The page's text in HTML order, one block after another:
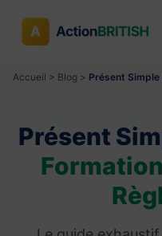
Accueil > Blog > Présent Simple
Présent